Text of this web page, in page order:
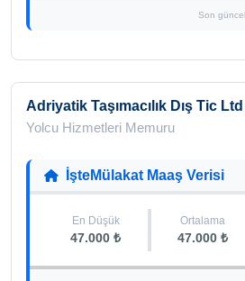
Son
Adriyatik Taşımacılık Dış Tic
Yolcu Hizmetleri Memuru
İşteMülakat Maaş Verisi
En Düşük
47.000 ₺
Ortalama
47.000 ₺